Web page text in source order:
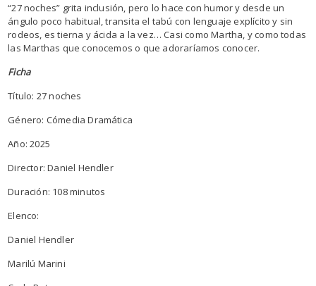
“27 noches” grita inclusión, pero lo hace con humor y desde un
ángulo poco habitual, transita el tabú con lenguaje explícito y sin
rodeos, es tierna y ácida a la vez… Casi como Martha, y como todas
las Marthas que conocemos o que adoraríamos conocer.
Ficha
Título: 27 noches
Género: Cómedia Dramática
Año: 2025
Director: Daniel Hendler
Duración: 108 minutos
Elenco:
Daniel Hendler
Marilú Marini